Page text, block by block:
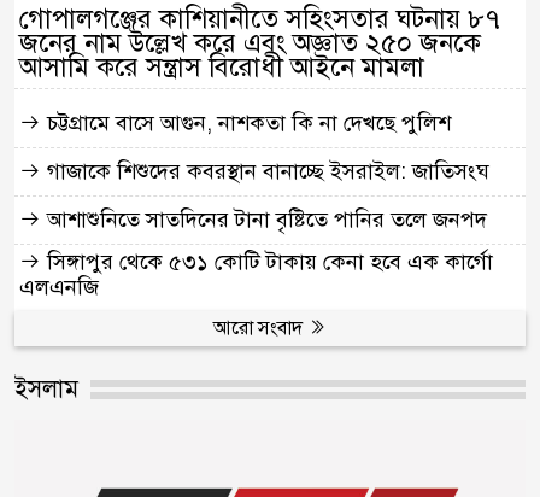
গোপালগঞ্জের কাশিয়ানীতে সহিংসতার ঘটনায় ৮৭
জনের নাম উল্লেখ করে এবং অজ্ঞাত ২৫০ জনকে
আসামি করে সন্ত্রাস বিরোধী আইনে মামলা
চট্টগ্রামে বাসে আগুন, নাশকতা কি না দেখছে পুলিশ
গাজাকে শিশুদের কবরস্থান বানাচ্ছে ইসরাইল: জাতিসংঘ
আশাশুনিতে সাতদিনের টানা বৃষ্টিতে পানির তলে জনপদ
সিঙ্গাপুর থেকে ৫৩১ কোটি টাকায় কেনা হবে এক কার্গো
এলএনজি
আরো সংবাদ
ইসলাম